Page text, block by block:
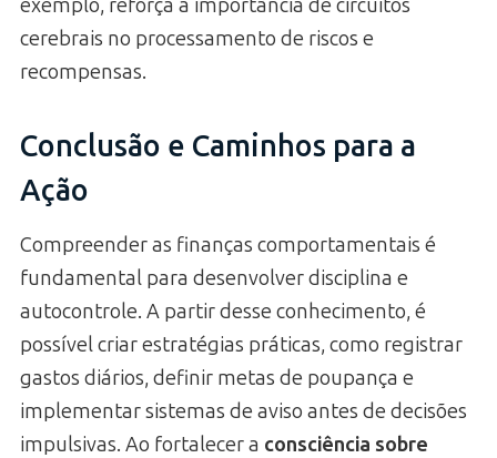
exemplo, reforça a importância de circuitos
cerebrais no processamento de riscos e
recompensas.
Conclusão e Caminhos para a
Ação
Compreender as finanças comportamentais é
fundamental para desenvolver disciplina e
autocontrole. A partir desse conhecimento, é
possível criar estratégias práticas, como registrar
gastos diários, definir metas de poupança e
implementar sistemas de aviso antes de decisões
impulsivas. Ao fortalecer a consciência sobre